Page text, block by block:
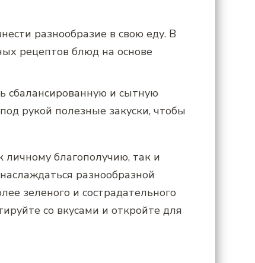
разнообразие в свою еду. В
рецептов блюд на основе
сбалансированную и сытную
рукой полезные закуски, чтобы
благополучию, так и
разнообразной
зеленого и сострадательного
со вкусами и откройте для